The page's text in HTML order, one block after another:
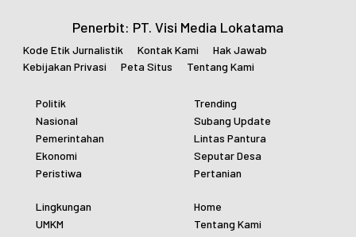
Penerbit: PT. Visi Media Lokatama
Kode Etik Jurnalistik Kontak Kami
Hak Jawab
Kebijakan Privasi
Peta Situs Tentang Kami
Politik
Nasional
Pemerintahan
Ekonomi
Peristiwa
Trending
Subang Update
Lintas Pantura
Seputar Desa
Pertanian
Lingkungan
UMKM
Home
Tentang Kami